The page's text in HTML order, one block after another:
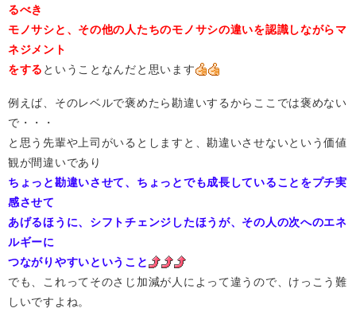
るべき
モノサシと、その他の人たちのモノサシの違いを認識しながらマ
ネジメント
をする ということなんだと思います
例えば、そのレベルで褒めたら勘違いするからここでは褒めない
で・・・
と思う先輩や上司がいるとしますと、勘違いさせないという価値
観が間違いであり
ちょっと勘違いさせて、ちょっとでも成長していることをプチ実
感させて
あげるほうに、シフトチェンジしたほうが、その人の次へのエネ
ルギーに
つながりやすいということ
でも、これってそのさじ加減が人によって違うので、けっこう難
しいですよね。